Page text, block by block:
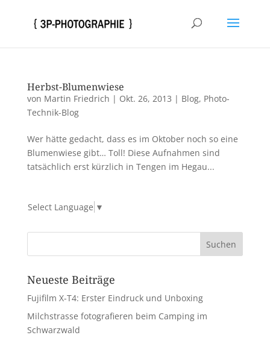
Herbst-Blumenwiese
von Martin Friedrich | Okt. 26, 2013 | Blog, Photo-
Technik-Blog
Wer hätte gedacht, dass es im Oktober noch so eine
Blumenwiese gibt… Toll! Diese Aufnahmen sind
tatsächlich erst kürzlich in Tengen im Hegau...
Select Language ▼
Neueste Beiträge
Fujifilm X-T4: Erster Eindruck und Unboxing
Milchstrasse fotografieren beim Camping im
Schwarzwald